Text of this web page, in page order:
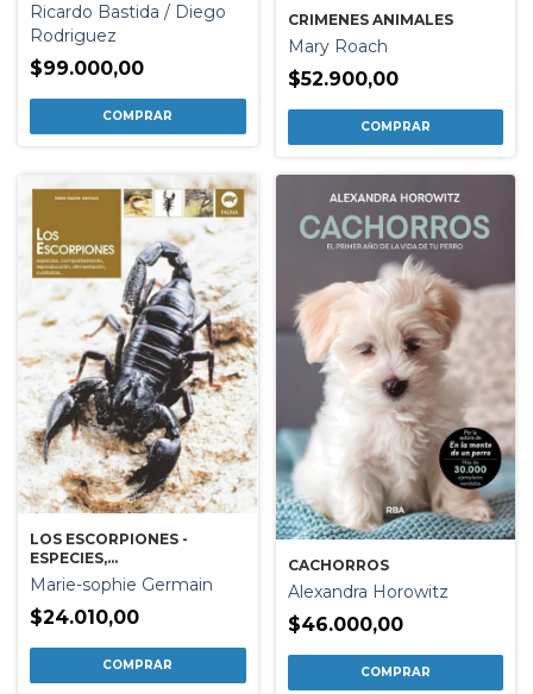
Ricardo Bastida / Diego
Rodriguez
$99.000,00
CRIMENES ANIMALES
Mary Roach
$52.900,00
LOS ESCORPIONES -
ESPECIES,
COMPORTAMIENTO,
REPRODUCCION,
ALIMENTACION
Marie-sophie Germain
$24.010,00
CACHORROS
Alexandra Horowitz
$46.000,00